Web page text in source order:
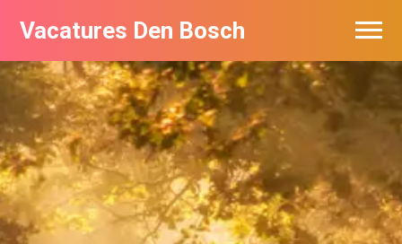
Vacatures Den Bosch
Vacatures per bedrijf in Den Bosch
De populairste vacatures in Den Bosch